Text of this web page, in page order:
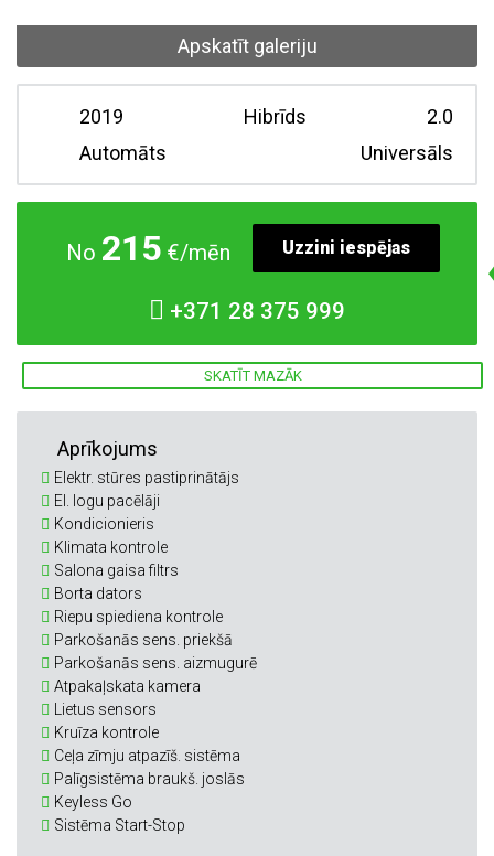
Apskatīt galeriju
2019 Hibrīds
2.0
Automāts
Universāls
No 215€/mēn Uzzini iespējas
+371 28 375 999
SKATĪT MAZĀK
Aprīkojums
Elektr. stūres pastiprinātājs
El. logu pacēlāji
Kondicionieris
Klimata kontrole
Salona gaisa filtrs
Borta dators
Riepu spiediena kontrole
Parkošanās sens. priekšā
Parkošanās sens. aizmugurē
Atpakaļskata kamera
Lietus sensors
Kruīza kontrole
Ceļa zīmju atpazīš. sistēma
Palīgsistēma braukš. joslās
Keyless Go
Sistēma Start-Stop